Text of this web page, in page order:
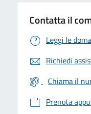
Contatta il
Leggi le
Richiedi
Chiama il
Prenota